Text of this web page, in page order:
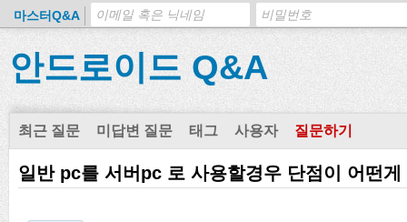
마스터Q&A
안드로이드 Q&A
최근 질문 미답변 질문 태그 사용자 질문하기
일반 pc를 서버pc 로 사용할경우 단점이 어떤게